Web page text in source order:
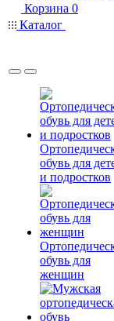
Корзина 0
Каталог
обувь для
и подростков
обувь для
женщин